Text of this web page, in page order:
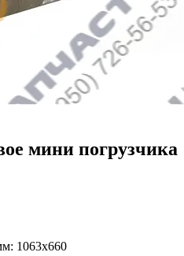
мини погрузчика
1063x660